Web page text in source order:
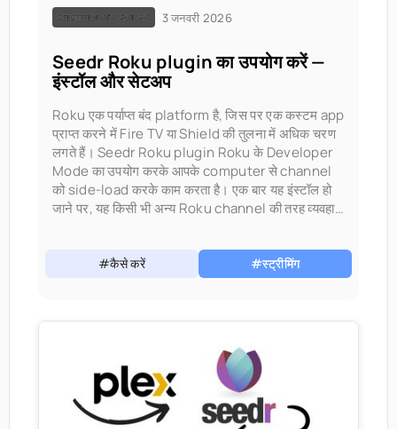
ट्यूटोरियल और कैसे करें 3 जनवरी 2026
Seedr Roku plugin का उपयोग करें —
इंस्टॉल और सेटअप
Roku एक पर्याप्त बंद platform है, जिस पर एक कस्टम app
प्राप्त करने में Fire TV या Shield की तुलना में अधिक चरण
लगते हैं। Seedr Roku plugin Roku के Developer
Mode का उपयोग करके आपके computer से channel
को side-load करके काम करता है। एक बार यह इंस्टॉल हो
जाने पर, यह किसी भी अन्य Roku channel की तरह व्यवहार
#कैसे करें #स्ट्रीमिंग